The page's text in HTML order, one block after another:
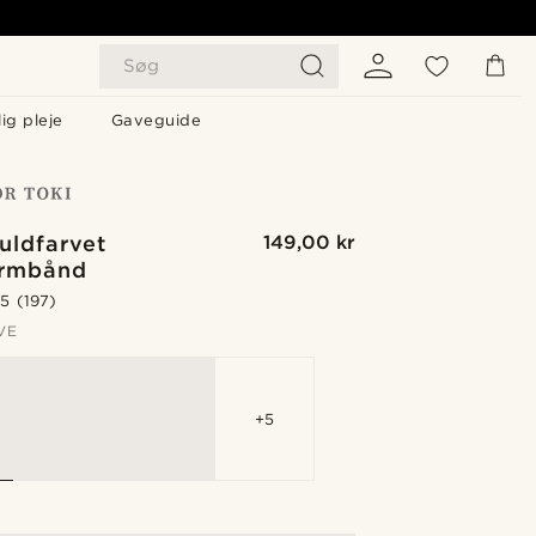
Søg
pleje Gaveguide
149,00 kr
(197)
+5